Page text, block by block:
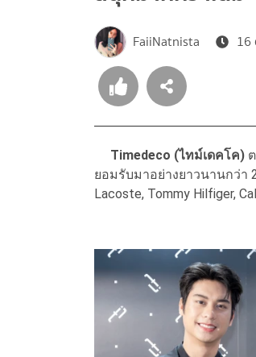
FaiiNatnista 16
Timedeco (ไทม์เดคโค)
ยอมรับมาอย่างยาวนานกว่า
Lacoste, Tommy Hilfiger,